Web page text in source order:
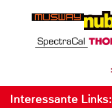
Interessante Links: